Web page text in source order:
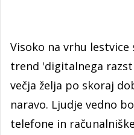
Visoko na vrhu lestvice
trend 'digitalnega
večja želja po skoraj
naravo. Ljudje vedno
telefone in